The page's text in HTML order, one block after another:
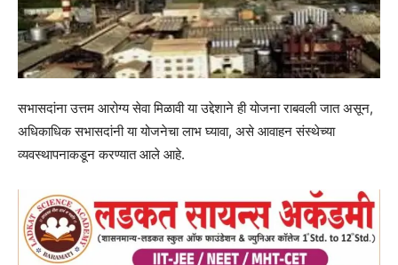
सभासदांना उत्तम आरोग्य सेवा मिळावी या उद्देशाने ही योजना राबवली जात असून,
अधिकाधिक सभासदांनी या योजनेचा लाभ घ्यावा, असे आवाहन संस्थेच्या
व्यवस्थापनाकडून करण्यात आले आहे.